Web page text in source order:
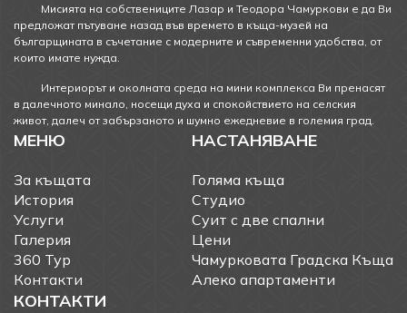
Мисията на собствениците Лазар и Теодора Чамуркови е да Ви
предложат пътуване назад във времето в къща-музей на
българщината в съчетание с модерните и съвременни удобства, от
които имате нужда.
Интериорът и околната среда на мини комплекса Ви пренасят
в далечното минало, носещи духа и спокойствието на селския
живот, далеч от забързаното и шумно ежедневие в големия град.
МЕНЮ
За къщата
История
Услуги
Галерия
360 Тур
Контакти
НАСТАНЯВАНЕ
Голяма къща
Студио
Суит с две спални
Цени
Чамурковата Градска Къща
Алеко апартаменти
КОНТАКТИ